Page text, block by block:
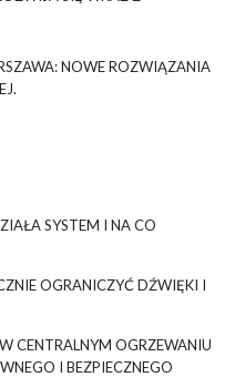
NOWE ROZWIĄZANIA
SYSTEM I NA CO
OGRANICZYĆ DŹWIĘKI I
CENTRALNYM OGRZEWANIU
I BEZPIECZNEGO